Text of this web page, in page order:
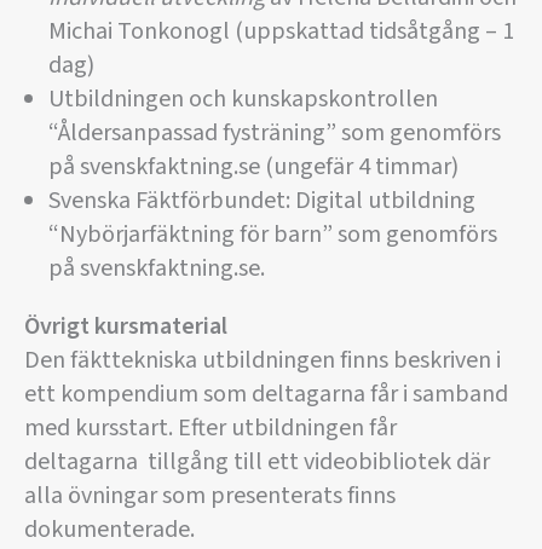
Michai Tonkonogl (uppskattad tidsåtgång – 1
dag)
Utbildningen och kunskapskontrollen
“Åldersanpassad fysträning” som genomförs
på svenskfaktning.se (ungefär 4 timmar)
Svenska Fäktförbundet: Digital utbildning
“Nybörjarfäktning för barn” som genomförs
på svenskfaktning.se.
Övrigt kursmaterial
Den fäkttekniska utbildningen finns beskriven i
ett kompendium som deltagarna får i samband
med kursstart. Efter utbildningen får
deltagarna tillgång till ett videobibliotek där
alla övningar som presenterats finns
dokumenterade.